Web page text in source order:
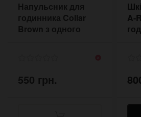
Напульсник для
годинника Collar
Brown з одного
550 грн.
A-